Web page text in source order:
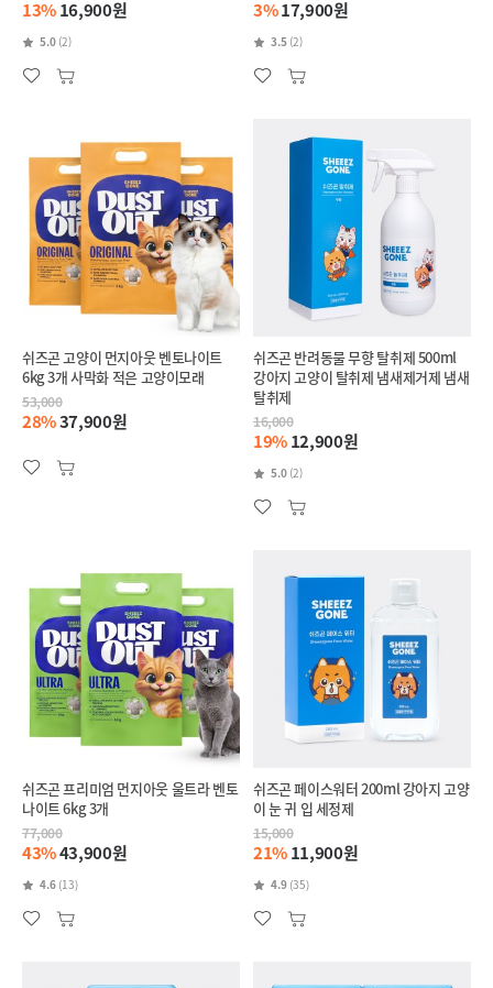
13%16,900원
5.0 (2)
3%17,900원
3.5 (2)
쉬즈곤 고양이 먼지아웃 벤토나이트
6kg 3개 사막화 적은 고양이모래
53,000
28%37,900원
쉬즈곤 반려동물 무향 탈취제 500ml
강아지 고양이 탈취제 냄새제거제 냄새
탈취제
16,000
19%12,900원
5.0 (2)
쉬즈곤 프리미엄 먼지아웃 울트라 벤토
나이트 6kg 3개
77,000
43%43,900원
4.6 (13)
쉬즈곤 페이스워터 200ml 강아지 고양
이 눈 귀 입 세정제
15,000
21%11,900원
4.9 (35)